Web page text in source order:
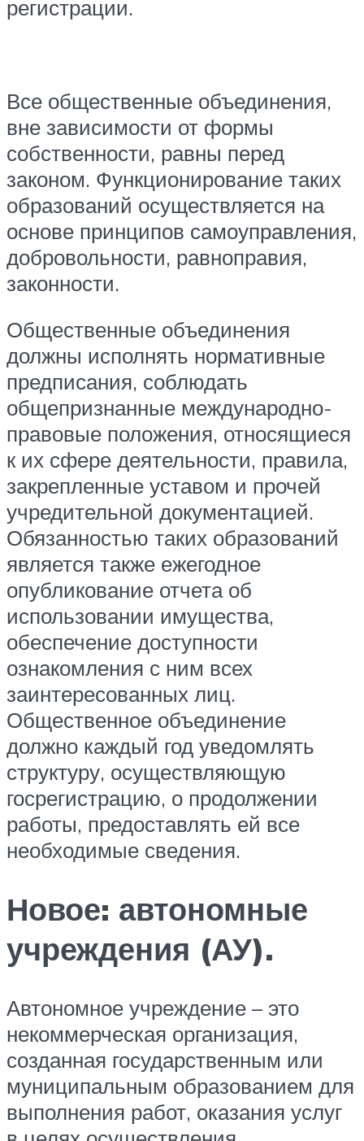
регистрации.
Все общественные объединения,
вне зависимости от формы
собственности, равны перед
законом. Функционирование таких
образований осуществляется на
основе принципов самоуправления,
добровольности, равноправия,
законности.
Общественные объединения
должны исполнять нормативные
предписания, соблюдать
общепризнанные международно-
правовые положения, относящиеся
к их сфере деятельности, правила,
закрепленные уставом и прочей
учредительной документацией.
Обязанностью таких образований
является также ежегодное
опубликование отчета об
использовании имущества,
обеспечение доступности
ознакомления с ним всех
заинтересованных лиц.
Общественное объединение
должно каждый год уведомлять
структуру, осуществляющую
госрегистрацию, о продолжении
работы, предоставлять ей все
необходимые сведения.
Новое: автономные
учреждения (АУ).
Автономное учреждение – это
некоммерческая организация,
созданная государственным или
муниципальным образованием для
выполнения работ, оказания услуг